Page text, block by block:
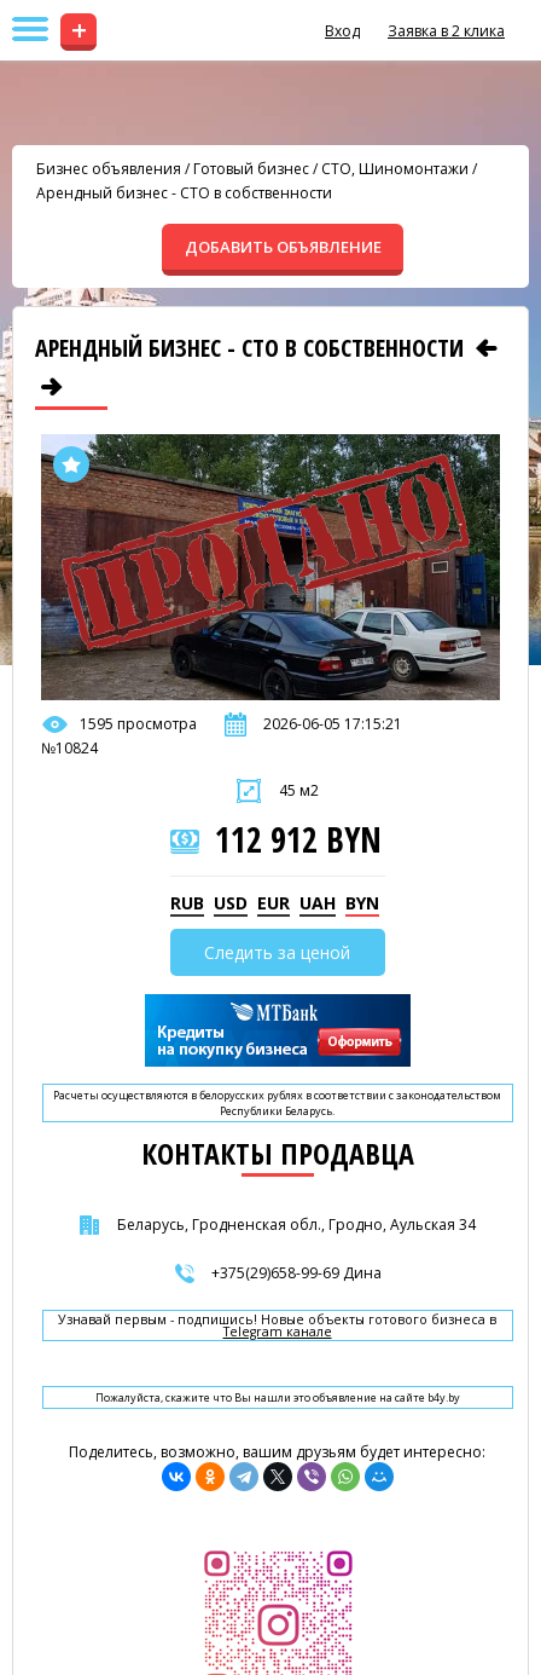
+ Вход Заявка в 2 клика
Бизнес объявления /Готовый бизнес/СТО, Шиномонтажи /
Арендный бизнес - СТО в собственности
ДОБАВИТЬ ОБЪЯВЛЕНИЕ
АРЕНДНЫЙ БИЗНЕС - СТО В СОБСТВЕННОСТИ
1595 просмотра
2026-06-05 17:15:21
№10824
45 м2
112 912 BYN
RUB USD EUR UAH BYN
Следить за ценой
Расчеты осуществляются в белорусских рублях в соответствии с законодательством
Республики Беларусь.
КОНТАКТЫ ПРОДАВЦА
Беларусь, Гродненская обл., Гродно, Аульская 34
+375(29)658-99-69 Дина
Узнавай первым - подпишись! Новые объекты готового бизнеса в
Telegram канале
Пожалуйста, скажите что Вы нашли это объявление на сайте b4y.by
Поделитесь, возможно, вашим друзьям будет интересно: